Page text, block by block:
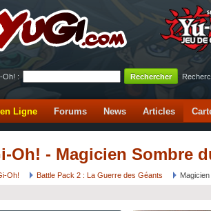
Oh! :
Ligne Forums News Articles
Oh! - Magicien Sombre
Oh! Battle Pack 2 : La Guerre des Géants